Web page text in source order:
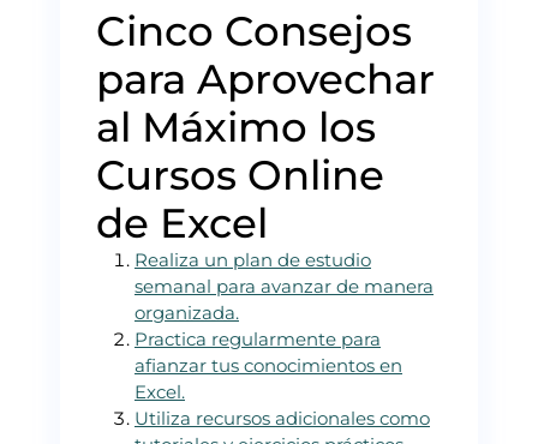
Cinco Consejos
para Aprovechar
al Máximo los
Cursos Online
de Excel
Realiza un plan de estudio
semanal para avanzar de manera
organizada.
Practica regularmente para
afianzar tus conocimientos en
Excel.
Utiliza recursos adicionales como